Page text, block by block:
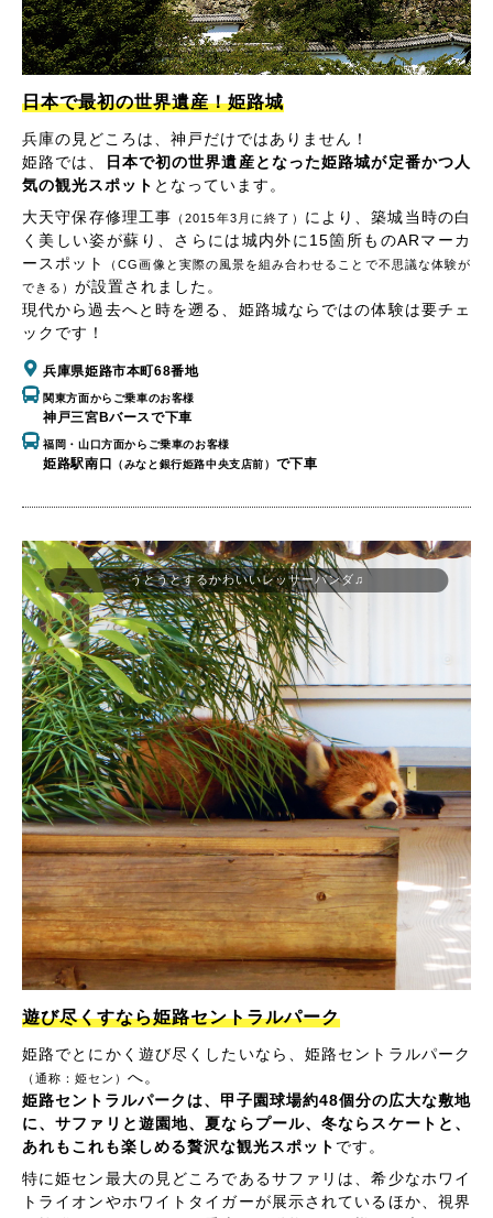
日本で最初の世界遺産！姫路城
兵庫の見どころは、神戸だけではありません！
姫路では、
日本で初の世界遺産となった姫路城が定番かつ人
気の観光スポット となっています。
大天守保存修理工事
（2015年3月に終了）
により、築城当時の白
く美しい姿が蘇り、さらには城内外に15箇所ものARマーカ
ースポット
（CG画像と実際の風景を組み合わせることで不思議な体験が
できる） が設置されました。
現代から過去へと時を遡る、姫路城ならではの体験は要チェ
ックです！
兵庫県姫路市本町68番地
関東方面からご乗車のお客様
神戸三宮Bバースで下車
福岡・山口方面からご乗車のお客様
姫路駅南口 （みなと銀行姫路中央支店前） で下車
遊び尽くすなら姫路セントラルパーク
姫路でとにかく遊び尽くしたいなら、姫路セントラルパーク
（通称：姫セン） へ。
姫路セントラルパークは、甲子園球場約48個分の広大な敷地
に、サファリと遊園地、夏ならプール、冬ならスケートと、
あれもこれも楽しめる贅沢な観光スポット です。
特に姫セン最大の見どころであるサファリは、希少なホワイ
トライオンやホワイトタイガーが展示されているほか、視界
うとうとするかわいいレッサーパンダ♫